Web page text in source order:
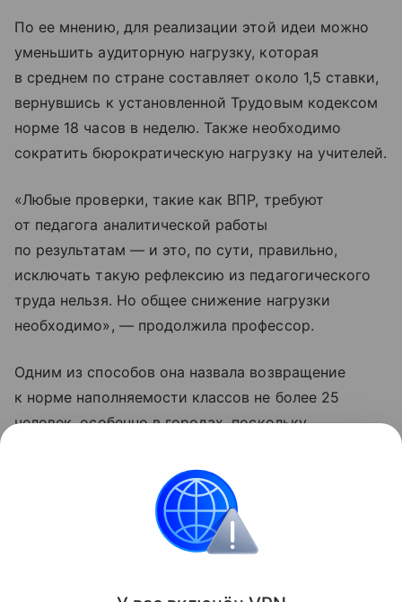
По ее мнению, для реализации этой идеи можно
уменьшить аудиторную нагрузку, которая
в среднем по стране составляет около 1,5 ставки,
вернувшись к установленной Трудовым кодексом
норме 18 часов в неделю. Также необходимо
сократить бюрократическую нагрузку на учителей.
«Любые проверки, такие как ВПР, требуют
от педагога аналитической работы
по результатам — и это, по сути, правильно,
исключать такую рефлексию из педагогического
труда нельзя. Но общее снижение нагрузки
необходимо», — продолжила профессор.
Одним из способов она назвала возвращение
к норме наполняемости классов не более 25
человек, особенно в городах, поскольку
педагога на треть или даже 40% существенно
влияет на его работу.
Школа